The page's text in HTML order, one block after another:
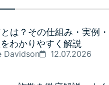
は？その仕組み・実例・
わかりやすく解説
Davidson
12.07.2026